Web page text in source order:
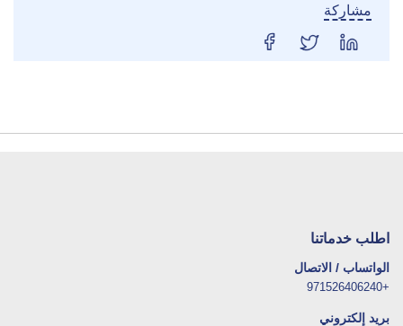
مشاركة
اطلب خدماتنا
الواتساب / الاتصال
+971526406240
بريد إلكتروني